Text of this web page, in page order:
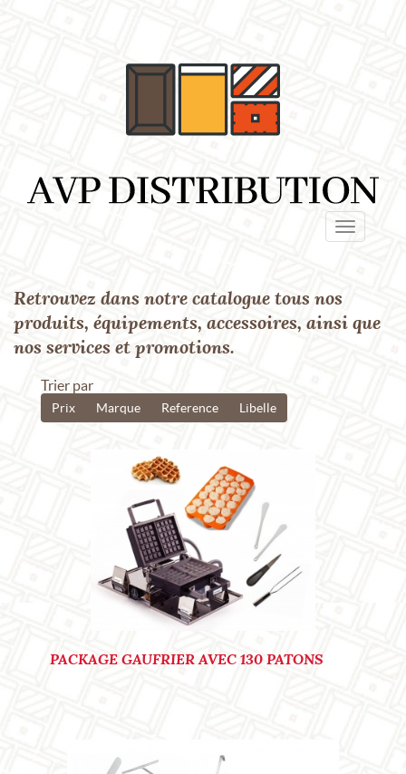
Toggle
Retrouvez dans notre catalogue tous nos
produits, équipements, accessoires, ainsi que
nos services et promotions.
Trier par
Prix Marque Reference Libelle
PACKAGE GAUFRIER AVEC 130 PATONS
Ref. : F1006
Ref. : F1007